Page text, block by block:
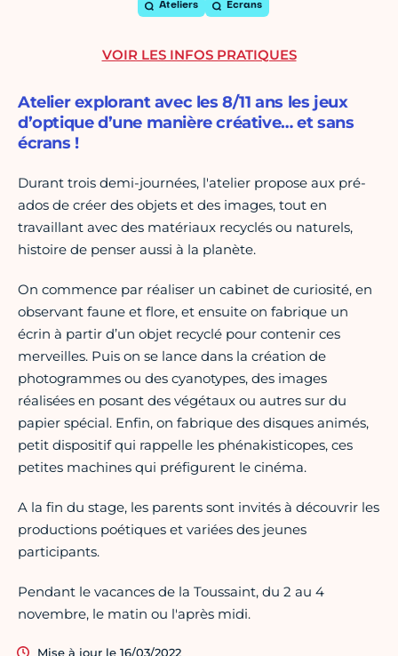
Ateliers Ecrans
Atelier explorant avec les 8/11 ans les jeux
d’optique d’une manière créative… et sans
écrans !
Durant trois demi-journées, l'atelier propose aux pré-
ados de créer des objets et des images, tout en
travaillant avec des matériaux recyclés ou naturels,
histoire de penser aussi à la planète.
On commence par réaliser un cabinet de curiosité, en
observant faune et flore, et ensuite on fabrique un
écrin à partir d’un objet recyclé pour contenir ces
merveilles. Puis on se lance dans la création de
photogrammes ou des cyanotypes, des images
réalisées en posant des végétaux ou autres sur du
papier spécial. Enfin, on fabrique des disques animés,
petit dispositif qui rappelle les phénakisticopes, ces
petites machines qui préfigurent le cinéma.
A la fin du stage, les parents sont invités à découvrir les
productions poétiques et variées des jeunes
participants.
Pendant le vacances de la Toussaint, du 2 au 4
novembre, le matin ou l'après midi.
Mise à jour le 16/03/2022
VOIR LES INFOS PRATIQUES